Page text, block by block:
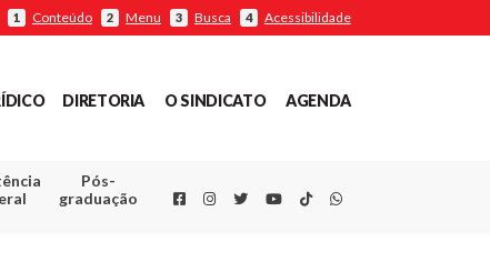
1 Conteúdo 2 Menu 3 Busca 4 Acessibilidade
DIRETORIA O SINDICATO AGENDA
Pós-
graduação
FacebookInstagram
TwitterYoutube
TikTokWhatsapp